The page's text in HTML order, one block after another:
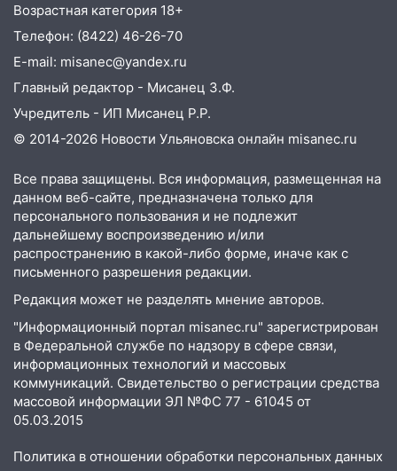
Возрастная категория 18+
Телефон: (8422) 46-26-70
E-mail: misanec@yandex.ru
Главный редактор - Мисанец З.Ф.
Учредитель - ИП Мисанец Р.Р.
© 2014-2026 Новости Ульяновска онлайн misanec.ru
Все права защищены. Вся информация, размещенная на
данном веб-сайте, предназначена только для
персонального пользования и не подлежит
дальнейшему воспроизведению и/или
распространению в какой-либо форме, иначе как с
письменного разрешения редакции.
Редакция может не разделять мнение авторов.
"Информационный портал misanec.ru" зарегистрирован
в Федеральной службе по надзору в сфере связи,
информационных технологий и массовых
коммуникаций. Свидетельство о регистрации средства
массовой информации ЭЛ №ФС 77 - 61045 от
05.03.2015
Политика в отношении обработки персональных данных